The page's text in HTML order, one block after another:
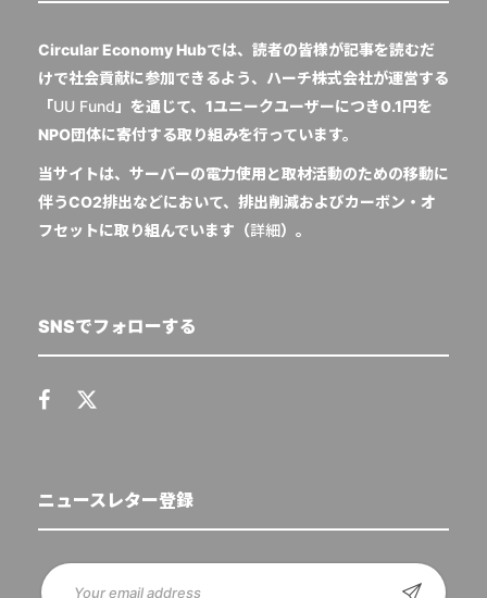
Circular Economy Hubでは、読者の皆様が記事を読むだ
けで社会貢献に参加できるよう、ハーチ株式会社が運営する
「UU Fund 」を通じて、1ユニークユーザーにつき0.1円を
NPO団体に寄付する取り組みを行っています。
当サイトは、サーバーの電力使用と取材活動のための移動に
伴うCO2排出などにおいて、排出削減およびカーボン・オ
フセットに取り組んでいます（詳細）。
SNSでフォローする
ニュースレター登録